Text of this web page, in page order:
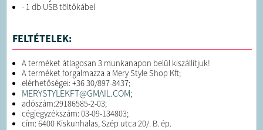
- 1 db USB töltőkábel
FELTÉTELEK:
A terméket átlagosan 3 munkanapon belül kiszállítjuk!
A terméket forgalmazza a Mery Style Shop Kft;
elérhetőségei: +36 30/897-8437;
MERYSTYLEKFT@GMAIL.COM;
adószám:29186585-2-03;
cégjegyzékszám: 03-09-134803;
cím: 6400 Kiskunhalas, Szép utca 20/. B. ép.